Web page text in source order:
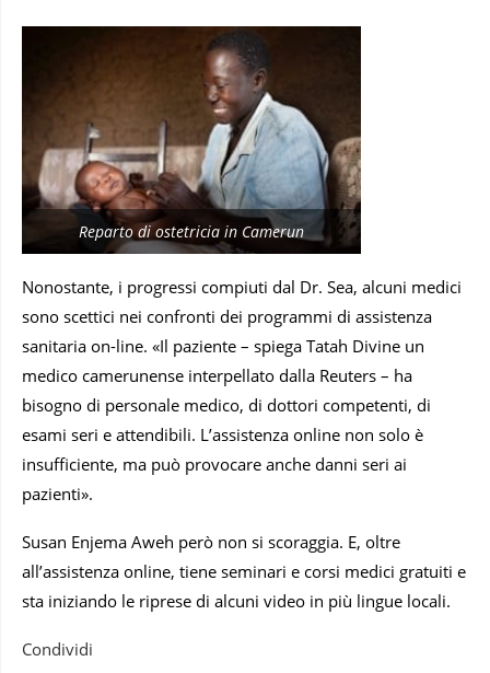
Reparto di ostetricia in Camerun
Nonostante, i progressi compiuti dal Dr. Sea, alcuni medici
sono scettici nei confronti dei programmi di assistenza
sanitaria on-line. «Il paziente – spiega Tatah Divine un
medico camerunense interpellato dalla Reuters – ha
bisogno di personale medico, di dottori competenti, di
esami seri e attendibili. L’assistenza online non solo è
insufficiente, ma può provocare anche danni seri ai
pazienti».
Susan Enjema Aweh però non si scoraggia. E, oltre
all’assistenza online, tiene seminari e corsi medici gratuiti e
sta iniziando le riprese di alcuni video in più lingue locali.
Condividi